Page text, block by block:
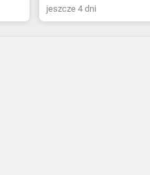
Ostatni dzień!